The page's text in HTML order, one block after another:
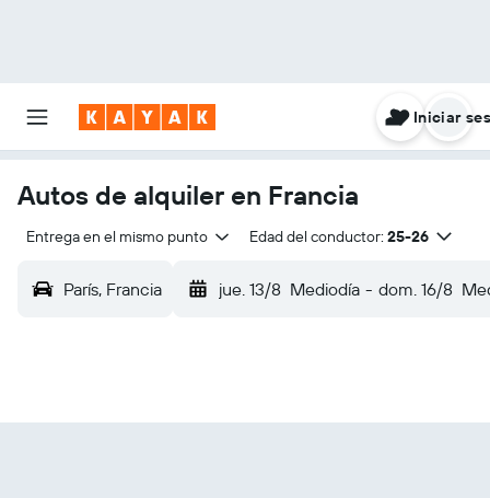
Iniciar
Autos de alquiler en Francia
Entrega en el mismo punto Edad del conductor: 25-26
París, Francia jue. 13/8 Mediodía - dom. 16/8